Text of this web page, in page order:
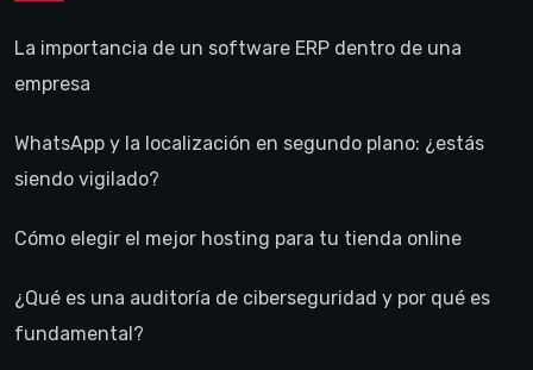
La importancia de un software ERP dentro de una
empresa
WhatsApp y la localización en segundo plano: ¿estás
siendo vigilado?
Cómo elegir el mejor hosting para tu tienda online
¿Qué es una auditoría de ciberseguridad y por qué es
fundamental?